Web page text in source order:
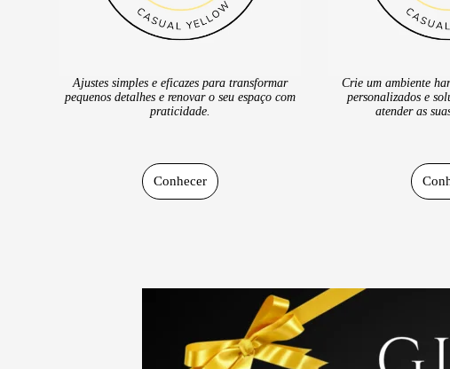
Ajustes simples e eficazes para transformar
pequenos detalhes e renovar o seu espaço com
praticidade.
Conhecer
Crie um ambiente
personalizados e
atender as